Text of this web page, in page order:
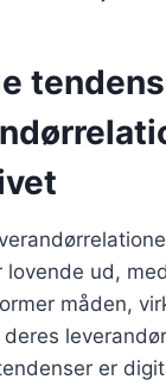
lovende ud,
måden,
er